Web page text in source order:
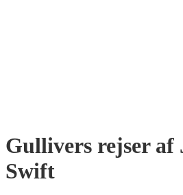
Gullivers rejser af
Swift